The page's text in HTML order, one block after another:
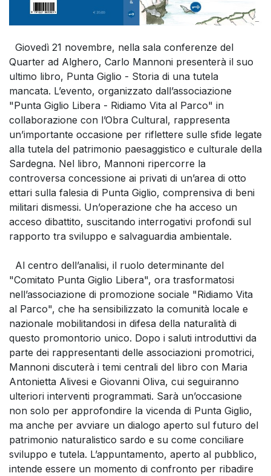
Giovedì 21 novembre, nella sala conferenze del
Quarter ad Alghero, Carlo Mannoni presenterà il suo
ultimo libro, Punta Giglio - Storia di una tutela
mancata. L’evento, organizzato dall’associazione
"Punta Giglio Libera - Ridiamo Vita al Parco" in
collaborazione con l’Obra Cultural, rappresenta
un’importante occasione per riflettere sulle sfide legate
alla tutela del patrimonio paesaggistico e culturale della
Sardegna. Nel libro, Mannoni ripercorre la
controversa concessione ai privati di un’area di otto
ettari sulla falesia di Punta Giglio, comprensiva di beni
militari dismessi. Un’operazione che ha acceso un
acceso dibattito, suscitando interrogativi profondi sul
rapporto tra sviluppo e salvaguardia ambientale.
Al centro dell’analisi, il ruolo determinante del
"Comitato Punta Giglio Libera", ora trasformatosi
nell’associazione di promozione sociale "Ridiamo Vita
al Parco", che ha sensibilizzato la comunità locale e
nazionale mobilitandosi in difesa della naturalità di
questo promontorio unico. Dopo i saluti introduttivi da
parte dei rappresentanti delle associazioni promotrici,
Mannoni discuterà i temi centrali del libro con Maria
Antonietta Alivesi e Giovanni Oliva, cui seguiranno
ulteriori interventi programmati. Sarà un’occasione
non solo per approfondire la vicenda di Punta Giglio,
ma anche per avviare un dialogo aperto sul futuro del
patrimonio naturalistico sardo e su come conciliare
sviluppo e tutela. L’appuntamento, aperto al pubblico,
intende essere un momento di confronto per ribadire